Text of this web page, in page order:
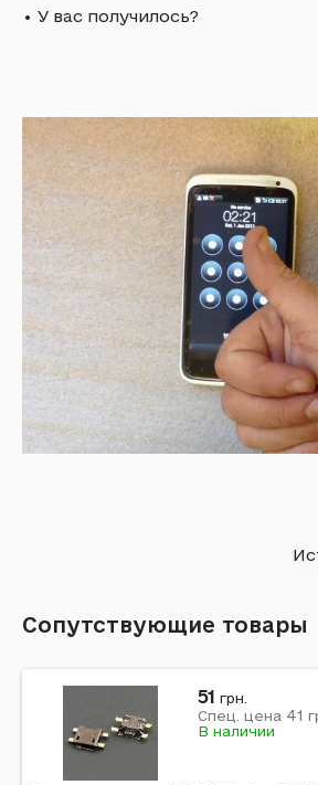
• У вас получилось?
Сопутствующие товары
51 грн.
Спец. цена 41
В наличии